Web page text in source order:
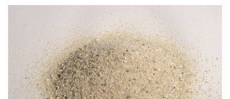
OCZKA
WODNEGO
I
STAWU
AKWARYSTYKA
(SPRZĘT)